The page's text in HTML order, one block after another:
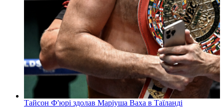
Тайсон Ф'юрі здолав Маріуша Ваха в Таїланді